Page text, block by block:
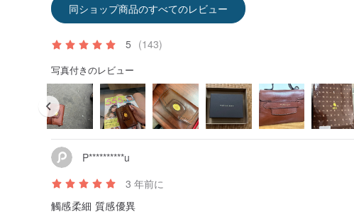
同ショップ商品のすべてのレビュー
5 (143)
写真付きのレビュー
P**********u
3 年前に
觸感柔細 質感優異